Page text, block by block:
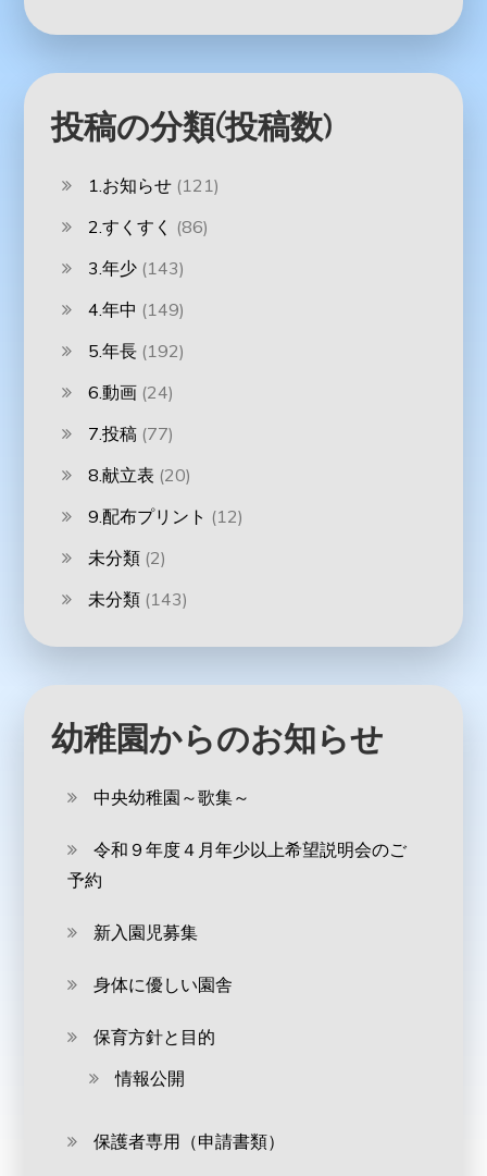
投稿の分類(投稿数)
1.お知らせ (121)
2.すくすく (86)
3.年少 (143)
4.年中 (149)
5.年長 (192)
6.動画 (24)
7.投稿 (77)
8.献立表 (20)
9.配布プリント (12)
未分類 (2)
未分類 (143)
幼稚園からのお知らせ
中央幼稚園～歌集～
令和９年度４月年少以上希望説明会のご
予約
新入園児募集
身体に優しい園舎
保育方針と目的
情報公開
保護者専用（申請書類）